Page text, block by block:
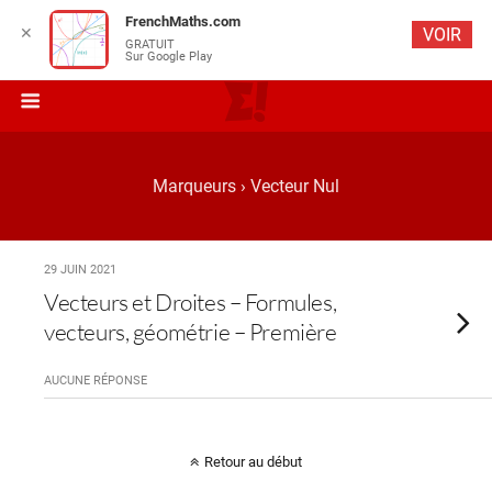
Marqueurs › Vecteur Nul
29 JUIN 2021
Vecteurs et Droites – Formules,
vecteurs, géométrie – Première
AUCUNE RÉPONSE
Retour au début
✕
FrenchMaths.com
GRATUIT
Sur Google Play
VOIR